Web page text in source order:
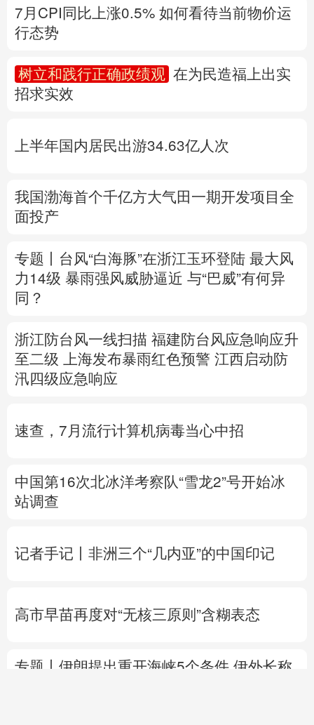
陕西
新疆 内蒙古
Русский язык 日本語 한국어
7月CPI同比上涨0.5% 如何看待当前物价运
行态势
树立和践行正确政绩观
在为民造福上出实
招求实效
上半年国内居民出游34.63亿人次
我国渤海首个千亿方大气田一期开发项目全
面投产
专题丨 台风“白海豚”在浙江玉环登陆 最大风
力14级 暴雨强风威胁逼近 与“巴威”有何异
同？
浙江防台风一线扫描 福建防台风应急响应升
至二级
上海发布暴雨红色预警 江西启动防
汛四级应急响应
速查，7月流行计算机病毒当心中招
中国第16次北冰洋考察队“雪龙2”号开始冰
站调查
记者手记丨非洲三个“几内亚”的中国印记
高市早苗再度对“无核三原则”含糊表态
专题丨 伊朗提出重开海峡5个条件 伊外长称